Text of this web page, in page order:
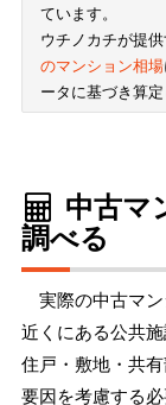
ています。
ウチノカチが提
のマンション相場
ータに基づき算定
中古マ
調べる
実際の中古マ
近くにある公共
住戸・敷地・共
要因を考慮する必